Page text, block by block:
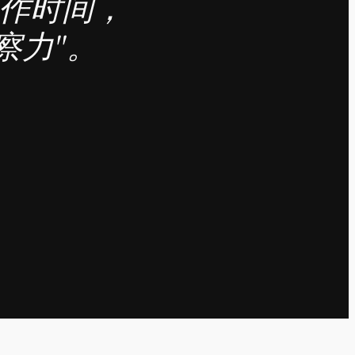
时间，
"。